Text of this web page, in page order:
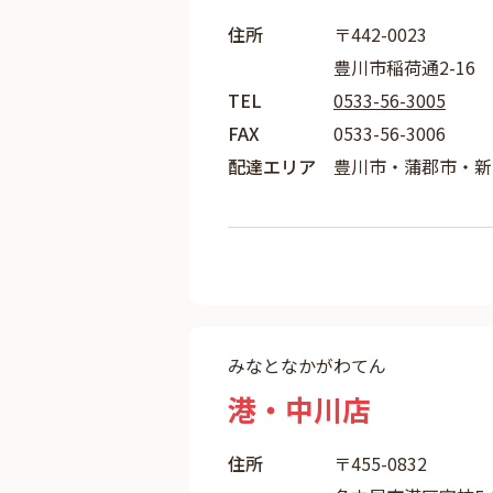
住所
〒442-0023
豊川市稲荷通2-16
TEL
0533-56-3005
FAX
0533-56-3006
配達エリア
豊川市・蒲郡市・
みなとなかがわてん
港・中川店
住所
〒455-0832